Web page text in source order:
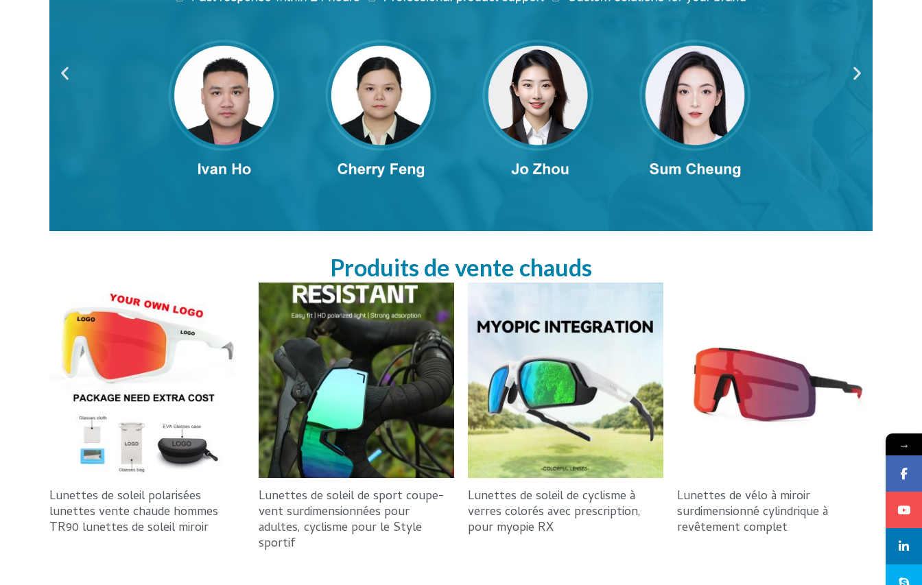
Produits de vente chauds
Lunettes de soleil polarisées
lunettes vente chaude hommes
TR90 lunettes de soleil miroir
Lunettes de soleil de sport coupe-
vent surdimensionnées pour
adultes, cyclisme pour le Style
sportif
Lunettes de soleil de cyclisme à
verres colorés avec prescription,
pour myopie RX
Lunettes de vélo à miroir
surdimensionné cylindrique à
revêtement complet
→